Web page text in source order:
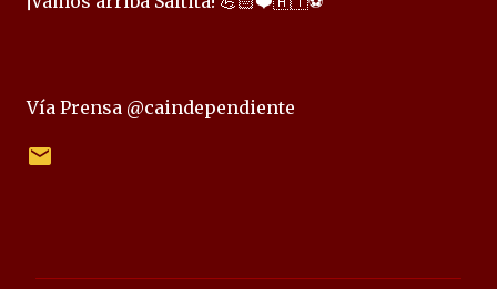
Vía Prensa @caindependiente